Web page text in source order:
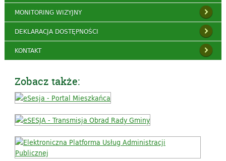
MONITORING WIZYJNY
DEKLARACJA DOSTĘPNOŚCI
KONTAKT
Zobacz także: